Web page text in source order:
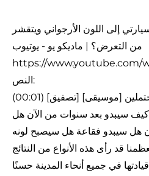
إلى اللون الأرجواني ويتقشر
من التعرض؟ | ماديكو يو - يوتيوب
https://www.youtube.com/
النص:
(00:01) [تصفيق] [موسيقى] أحد أكبر مخاوف العملاء المحتملين
كيف سيبدو بعد سنوات من الآن هل
هل سيبدو فقاعة هل سيصبح لونه
قد رأى هذه الأنواع من النتائج
في جميع أنحاء المدينة حسنًا